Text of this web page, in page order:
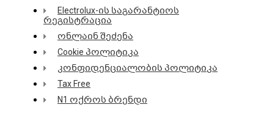
Electrolux-ის საგარანტიოს
რეგისტრაცია
ონლაინ შეძენა
Cookie პოლიტიკა
კონფიდენციალობის პოლიტიკა
Tax Free
N1 ოქროს ბრენდი